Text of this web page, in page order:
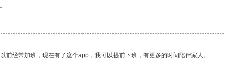
经常加班，现在有了这个app，我可以提前下班，有更多的时间陪伴家人。